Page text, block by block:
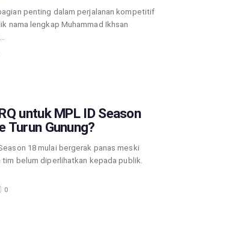
penting dalam perjalanan kompetitif
nama lengkap Muhammad Ikhsan
untuk MPL ID Season
Turun Gunung?
18 mulai bergerak panas meski
belum diperlihatkan kepada publik.
0